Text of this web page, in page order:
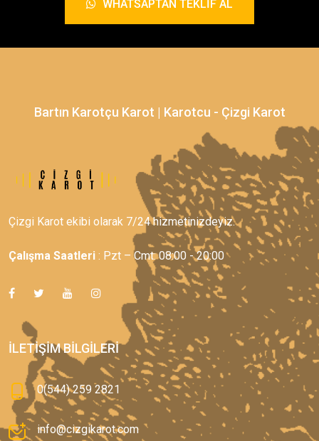
WHATSAPTAN TEKLIF AL
Bartın Karotçu Karot | Karotcu - Çizgi Karot
Çizgi Karot ekibi olarak 7/24 hizmetinizdeyiz.
Çalışma Saatleri : Pzt – Cmt: 08:00 - 20:00
İLETIŞIM BILGILERI
0(544) 259 2821
info@cizgikarot.com